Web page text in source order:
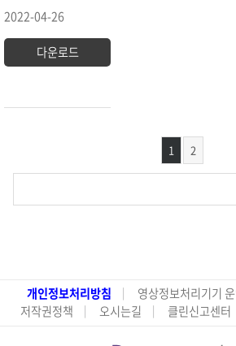
2022-04-26
다운로드
1 2
개인정보처리방침 영상정보처리기기
저작권정책
오시는길 클린신고센터